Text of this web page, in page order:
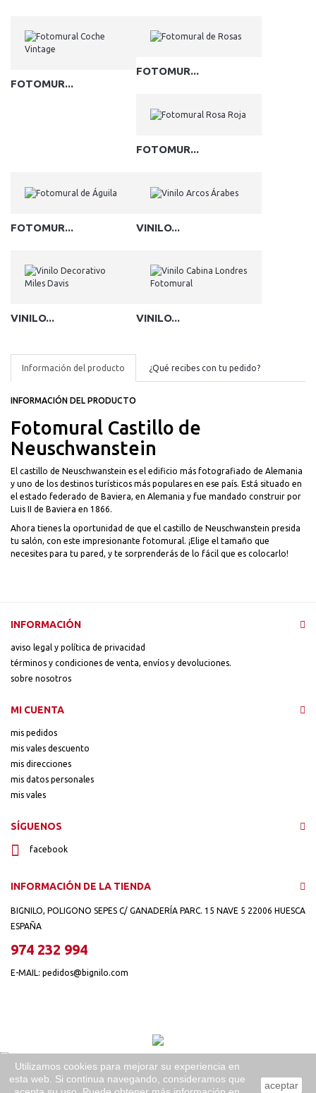
FOTOMUR...
FOTOMUR...
FOTOMUR...
FOTOMUR... VINILO...
VINILO... VINILO...
Información del producto ¿Qué recibes con tu pedido?
INFORMACIÓN DEL PRODUCTO
Fotomural Castillo de
Neuschwanstein
El castillo de Neuschwanstein es el edificio más fotografiado de Alemania
y uno de los destinos turísticos más populares en ese país. Está situado en
el estado federado de Baviera, en Alemania y fue mandado construir por
Luis II de Baviera en 1866.
Ahora tienes la oportunidad de que el castillo de Neuschwanstein presida
tu salón, con este impresionante fotomural. ¡Elige el tamaño que
necesites para tu pared, y te sorprenderás de lo fácil que es colocarlo!
INFORMACIÓN
aviso legal y política de privacidad
términos y condiciones de venta, envíos y devoluciones.
sobre nosotros
MI CUENTA
mis pedidos
mis vales descuento
mis direcciones
mis datos personales
mis vales
SÍGUENOS
facebook
INFORMACIÓN DE LA TIENDA
BIGNILO, POLIGONO SEPES C/ GANADERÍA PARC. 15 NAVE 5 22006 HUESCA
ESPAÑA
974 232 994
E-MAIL: pedidos@bignilo.com
Utilizamos cookies para mejorar su experiencia en
esta web. Si continua navegando, consideramos que
aceptar
Bignilo.com · Pol. Sepes C/Ganadería Parc. 15 Nave 5 · 22006 · Huesca ·